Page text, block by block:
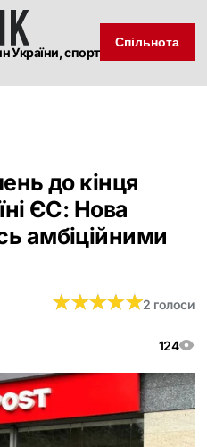
України, спорт
Спільнота
до кінця
ЄС: Нова
амбіційними
124
★★★★★
★★★★★2 голоси